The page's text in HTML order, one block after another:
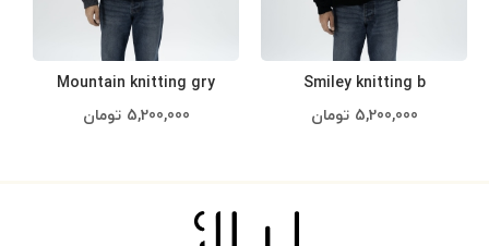
Smiley knitting b
5,200,000 تومان
Mountain knitting gry
5,200,000 تومان